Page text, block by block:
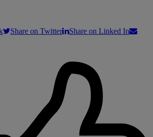
Share on Twitter
Share on Linked In